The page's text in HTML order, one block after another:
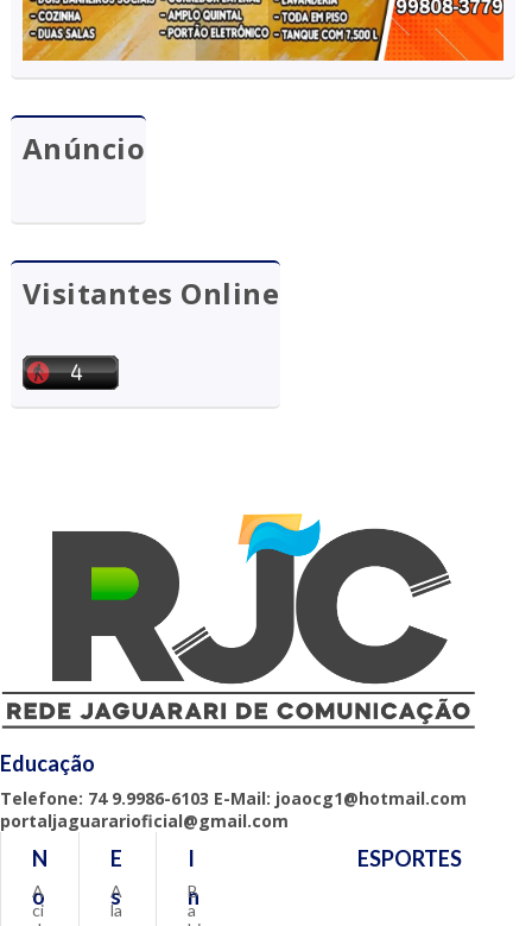
Anúncio
Visitantes Online
Educação
Telefone: 74 9.9986-6103 E-Mail: joaocg1@hotmail.com
portaljaguararioficial@gmail.com
N
o
A
ci
E
s
A
la
I
n
B
a
ESPORTES